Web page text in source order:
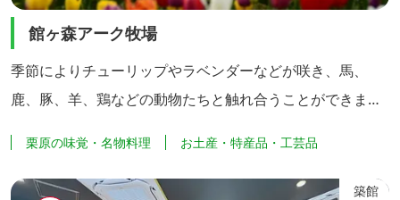
館ヶ森アーク牧場
季節によりチューリップやラベンダーなどが咲き、馬、
鹿、豚、羊、鶏などの動物たちと触れ合うことができま
えてくれる「ハーブ館」や食事ができる「レストラン ティ
ルズ」、買い物やバーベキューができる「ファームマーケ
栗原の味覚・名物料理 お土産・特産品・工芸品
築館